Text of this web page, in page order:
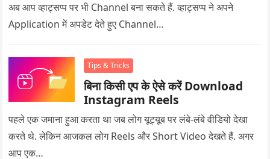
अब आप व्हाट्सप्प पर भी Channel बना सकते हैं. व्हाट्सप्प ने अपने
Application में अपडेट देते हुए Channel…
Tips & Tricks
बिना किसी एप के ऐसे करें Download
Instagram Reels
पहले एक जमाना हुआ करता था जब लोग यूट्यूब पर लंबे-लंबे वीडियो देखा
करते थे. लेकिन आजकल लोग Reels और Short Video देखते हैं. अगर
आप एक…